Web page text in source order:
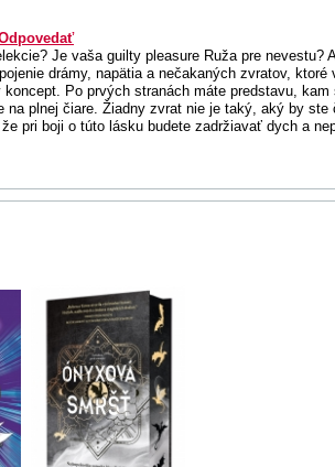
Je vaša guilty pleasure Ruža pre nevestu?
drámy, napätia a nečakaných zvratov,
Po prvých stranách máte predstavu,
plnej čiare. Žiadny zvrat nie je taký, aký by ste
pri boji o túto lásku budete zadržiavať dych a